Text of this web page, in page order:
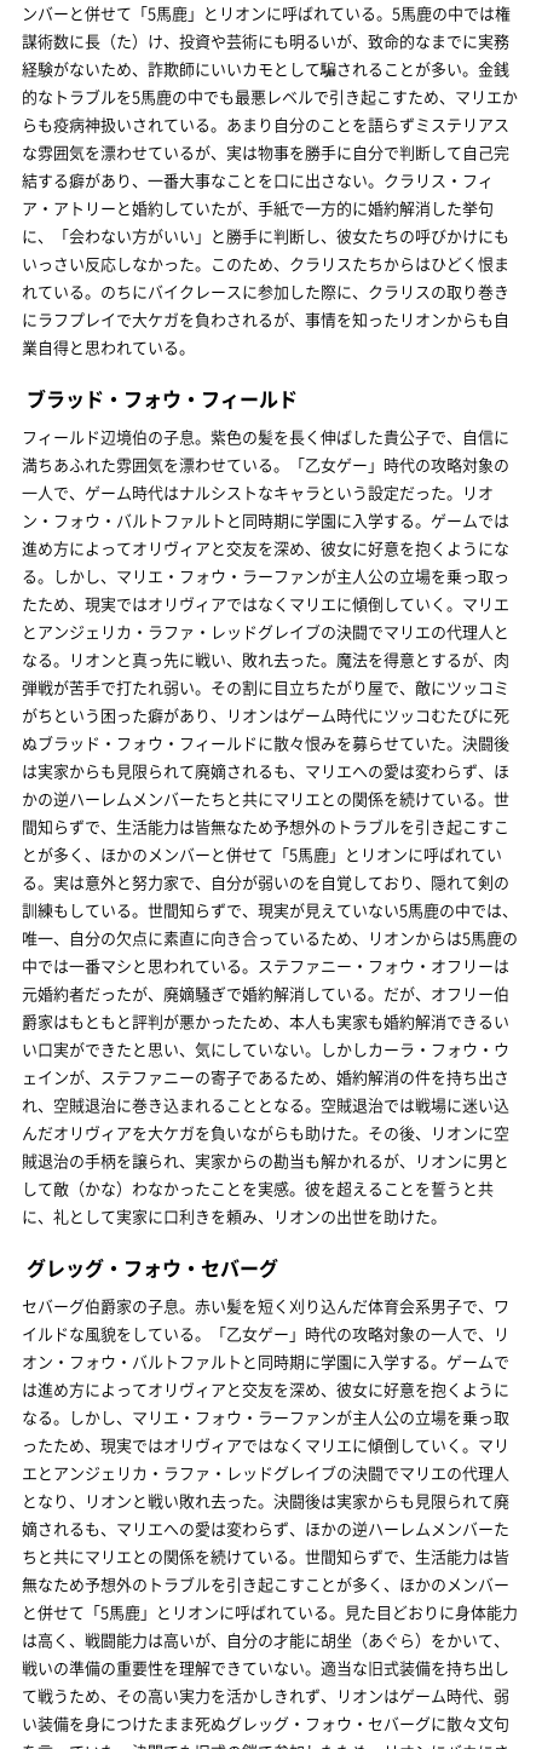
ンバーと併せて「5馬鹿」とリオンに呼ばれている。5馬鹿の中では権
謀術数に長（た）け、投資や芸術にも明るいが、致命的なまでに実務
経験がないため、詐欺師にいいカモとして騙されることが多い。金銭
的なトラブルを5馬鹿の中でも最悪レベルで引き起こすため、マリエか
らも疫病神扱いされている。あまり自分のことを語らずミステリアス
な雰囲気を漂わせているが、実は物事を勝手に自分で判断して自己完
結する癖があり、一番大事なことを口に出さない。クラリス・フィ
ア・アトリーと婚約していたが、手紙で一方的に婚約解消した挙句
に、「会わない方がいい」と勝手に判断し、彼女たちの呼びかけにも
いっさい反応しなかった。このため、クラリスたちからはひどく恨ま
れている。のちにバイクレースに参加した際に、クラリスの取り巻き
にラフプレイで大ケガを負わされるが、事情を知ったリオンからも自
業自得と思われている。
ブラッド・フォウ・フィールド
フィールド辺境伯の子息。紫色の髪を長く伸ばした貴公子で、自信に
満ちあふれた雰囲気を漂わせている。「乙女ゲー」時代の攻略対象の
一人で、ゲーム時代はナルシストなキャラという設定だった。リオ
ン・フォウ・バルトファルトと同時期に学園に入学する。ゲームでは
進め方によってオリヴィアと交友を深め、彼女に好意を抱くようにな
る。しかし、マリエ・フォウ・ラーファンが主人公の立場を乗っ取っ
たため、現実ではオリヴィアではなくマリエに傾倒していく。マリエ
とアンジェリカ・ラファ・レッドグレイブの決闘でマリエの代理人と
なる。リオンと真っ先に戦い、敗れ去った。魔法を得意とするが、肉
弾戦が苦手で打たれ弱い。その割に目立ちたがり屋で、敵にツッコミ
がちという困った癖があり、リオンはゲーム時代にツッコむたびに死
ぬブラッド・フォウ・フィールドに散々恨みを募らせていた。決闘後
は実家からも見限られて廃嫡されるも、マリエへの愛は変わらず、ほ
かの逆ハーレムメンバーたちと共にマリエとの関係を続けている。世
間知らずで、生活能力は皆無なため予想外のトラブルを引き起こすこ
とが多く、ほかのメンバーと併せて「5馬鹿」とリオンに呼ばれてい
る。実は意外と努力家で、自分が弱いのを自覚しており、隠れて剣の
訓練もしている。世間知らずで、現実が見えていない5馬鹿の中では、
唯一、自分の欠点に素直に向き合っているため、リオンからは5馬鹿の
中では一番マシと思われている。ステファニー・フォウ・オフリーは
元婚約者だったが、廃嫡騒ぎで婚約解消している。だが、オフリー伯
爵家はもともと評判が悪かったため、本人も実家も婚約解消できるい
い口実ができたと思い、気にしていない。しかしカーラ・フォウ・ウ
ェインが、ステファニーの寄子であるため、婚約解消の件を持ち出さ
れ、空賊退治に巻き込まれることとなる。空賊退治では戦場に迷い込
んだオリヴィアを大ケガを負いながらも助けた。その後、リオンに空
賊退治の手柄を譲られ、実家からの勘当も解かれるが、リオンに男と
して敵（かな）わなかったことを実感。彼を超えることを誓うと共
に、礼として実家に口利きを頼み、リオンの出世を助けた。
グレッグ・フォウ・セバーグ
セバーグ伯爵家の子息。赤い髪を短く刈り込んだ体育会系男子で、ワ
イルドな風貌をしている。「乙女ゲー」時代の攻略対象の一人で、リ
オン・フォウ・バルトファルトと同時期に学園に入学する。ゲームで
は進め方によってオリヴィアと交友を深め、彼女に好意を抱くように
なる。しかし、マリエ・フォウ・ラーファンが主人公の立場を乗っ取
ったため、現実ではオリヴィアではなくマリエに傾倒していく。マリ
エとアンジェリカ・ラファ・レッドグレイブの決闘でマリエの代理人
となり、リオンと戦い敗れ去った。決闘後は実家からも見限られて廃
嫡されるも、マリエへの愛は変わらず、ほかの逆ハーレムメンバーた
ちと共にマリエとの関係を続けている。世間知らずで、生活能力は皆
無なため予想外のトラブルを引き起こすことが多く、ほかのメンバー
と併せて「5馬鹿」とリオンに呼ばれている。見た目どおりに身体能力
は高く、戦闘能力は高いが、自分の才能に胡坐（あぐら）をかいて、
戦いの準備の重要性を理解できていない。適当な旧式装備を持ち出し
て戦うため、その高い実力を活かしきれず、リオンはゲーム時代、弱
い装備を身につけたまま死ぬグレッグ・フォウ・セバーグに散々文句